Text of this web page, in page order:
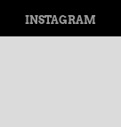
INSTAGRAM